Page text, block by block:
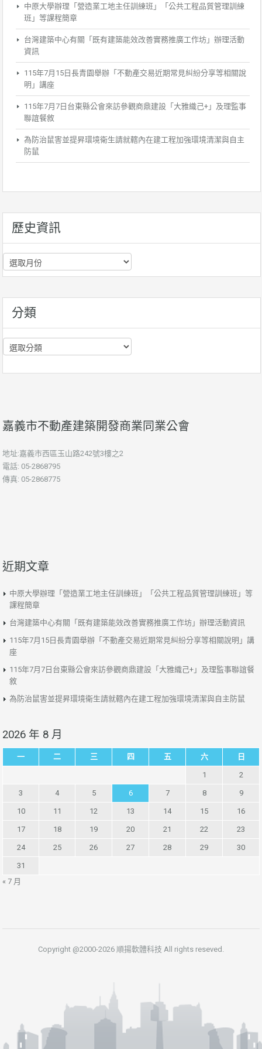
中原大學辦理「營造業工地主任訓練班」「公共工程品質管理訓練
班」等課程簡章
台灣建築中心有關「既有建築能效改善實務推廣工作坊」辦理活動
資訊
115年7月15日長青園舉辦「不動產交易近期常見糾紛分享等相關說
明」講座
115年7月7日台東縣公會來訪參觀商鼎建設「大雅織己+」及理監事
聯誼餐敘
為防治鼠害並提昇環境衛生請就轄內在建工程加強環境清潔與自主
防鼠
歷史資訊
歷
史
分類
分
類
嘉義市不動產建築開發商業同業公會
地址:嘉義市西區玉山路242號3樓之2
電話: 05-2868795
傳真: 05-2868775
近期文章
中原大學辦理「營造業工地主任訓練班」「公共工程品質管理訓練班」等
課程簡章
台灣建築中心有關「既有建築能效改善實務推廣工作坊」辦理活動資訊
115年7月15日長青園舉辦「不動產交易近期常見糾紛分享等相關說明」講
座
115年7月7日台東縣公會來訪參觀商鼎建設「大雅織己+」及理監事聯誼餐
敘
為防治鼠害並提昇環境衛生請就轄內在建工程加強環境清潔與自主防鼠
2026 年 8 月
一 二 三 四 五 六 日
1 2
3 4 5 6 7 8 9
10 11 12 13 14 15 16
17 18 19 20 21 22 23
24 25 26 27 28 29 30
31
« 7 月
Copyright @2000-2026 順揚軟體科技 All rights reseved.